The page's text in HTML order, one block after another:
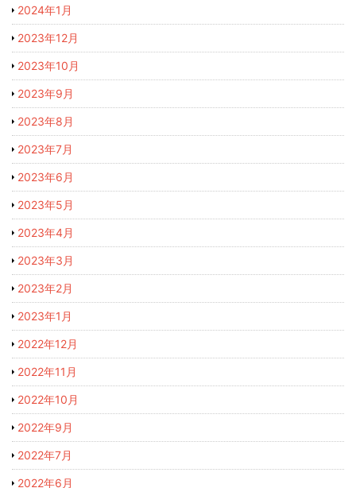
2024年1月
2023年12月
2023年10月
2023年9月
2023年8月
2023年7月
2023年6月
2023年5月
2023年4月
2023年3月
2023年2月
2023年1月
2022年12月
2022年11月
2022年10月
2022年9月
2022年7月
2022年6月